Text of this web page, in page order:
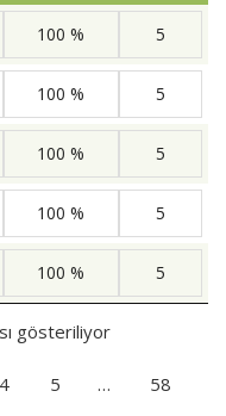
100 % 5
100 % 5
100 % 5
100 % 5
100 % 5
gösteriliyor
4 5 … 58